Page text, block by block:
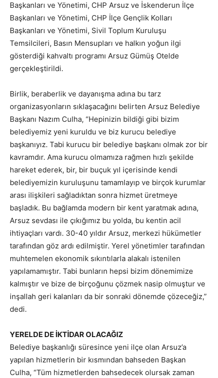
Başkanları ve Yönetimi, CHP Arsuz ve İskenderun İlçe
Başkanları ve Yönetimi, CHP İlçe Gençlik Kolları
Başkanları ve Yönetimi, Sivil Toplum Kuruluşu
Temsilcileri, Basın Mensupları ve halkın yoğun ilgi
gösterdiği kahvaltı programı Arsuz Gümüş Otelde
gerçekleştirildi.
Birlik, beraberlik ve dayanışma adına bu tarz
organizasyonların sıklaşacağını belirten Arsuz Belediye
Başkanı Nazım Culha, “Hepinizin bildiği gibi bizim
belediyemiz yeni kuruldu ve biz kurucu belediye
başkanıyız. Tabi kurucu bir belediye başkanı olmak zor bir
kavramdır. Ama kurucu olmamıza rağmen hızlı şekilde
hareket ederek, bir, bir buçuk yıl içerisinde kendi
belediyemizin kuruluşunu tamamlayıp ve birçok kurumlar
arası ilişkileri sağladıktan sonra hizmet üretmeye
başladık. Bu bağlamda modern bir kent yaratmak adına,
Arsuz sevdası ile çıkığımız bu yolda, bu kentin acil
ihtiyaçları vardı. 30-40 yıldır Arsuz, merkezi hükümetler
tarafından göz ardı edilmiştir. Yerel yönetimler tarafından
muhtemelen ekonomik sıkıntılarla alakalı istenilen
yapılamamıştır. Tabi bunların hepsi bizim dönemimize
kalmıştır ve bize de birçoğunu çözmek nasip olmuştur ve
inşallah geri kalanları da bir sonraki dönemde çözeceğiz,”
dedi.
YERELDE DE İKTİDAR OLACAĞIZ
Belediye başkanlığı süresince yeni ilçe olan Arsuz’a
yapılan hizmetlerin bir kısmından bahseden Başkan
Culha, “Tüm hizmetlerden bahsedecek olursak zaman